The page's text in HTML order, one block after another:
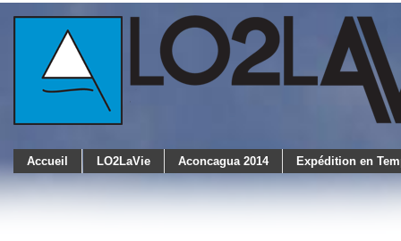
Accueil LO2LaVie Aconcagua 2014 Expédition en